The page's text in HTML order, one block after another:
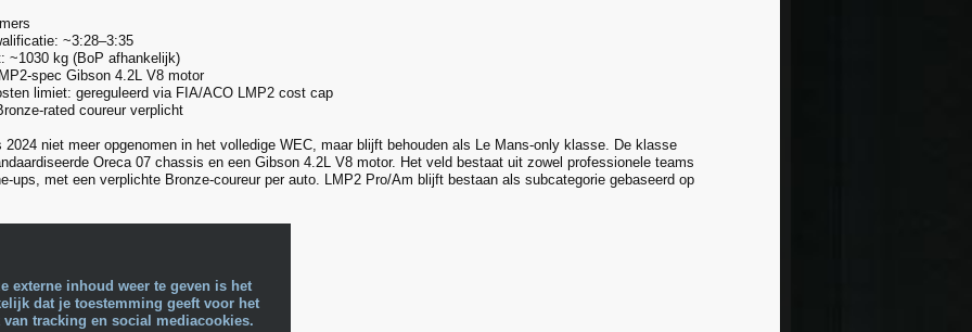
~3:28–3:35
~1030 kg (BoP afhankelijk)
spec Gibson 4.2L V8 motor
limiet: gereguleerd via FIA/ACO LMP2 cost cap
rated coureur verplicht
2024 niet meer opgenomen in het volledige WEC, maar blijft behouden als Le Mans-only klasse. De klasse
Oreca 07 chassis en een Gibson 4.2L V8 motor. Het veld bestaat uit zowel professionele teams
ups, met een verplichte Bronze-coureur per auto. LMP2 Pro/Am blijft bestaan als subcategorie gebaseerd op
externe inhoud weer te geven is het
dat je toestemming geeft voor het
tracking en social mediacookies.